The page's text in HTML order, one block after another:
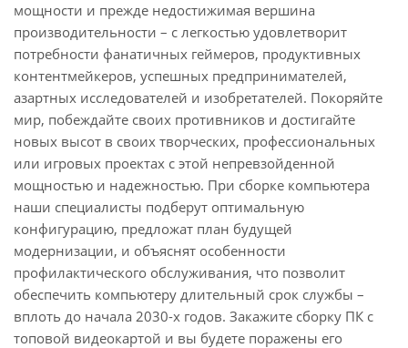
мощности и прежде недостижимая вершина
производительности – с легкостью удовлетворит
потребности фанатичных геймеров, продуктивных
контентмейкеров, успешных предпринимателей,
азартных исследователей и изобретателей. Покоряйте
мир, побеждайте своих противников и достигайте
новых высот в своих творческих, профессиональных
или игровых проектах с этой непревзойденной
мощностью и надежностью. При сборке компьютера
наши специалисты подберут оптимальную
конфигурацию, предложат план будущей
модернизации, и объяснят особенности
профилактического обслуживания, что позволит
обеспечить компьютеру длительный срок службы –
вплоть до начала 2030-х годов. Закажите сборку ПК с
топовой видеокартой и вы будете поражены его